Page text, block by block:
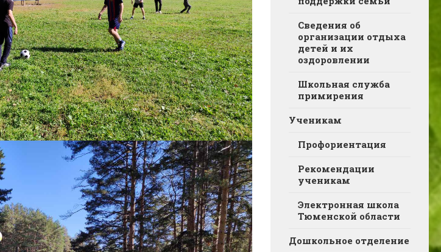
Сведения об
организации отдыха
детей и их
оздоровлении
Школьная служба
примирения
Ученикам
Профориентация
Рекомендации
ученикам
Электронная школа
Тюменской области
Дошкольное отделение